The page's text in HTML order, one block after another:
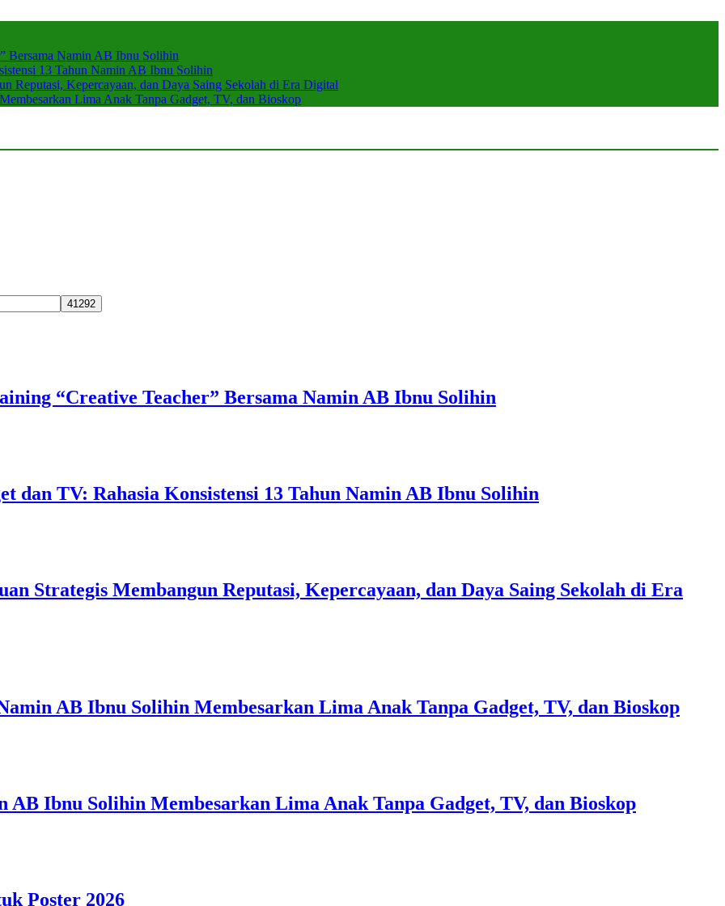
Bersama Namin AB Ibnu Solihin
13 Tahun Namin AB Ibnu Solihin
Reputasi, Kepercayaan, dan Daya Saing Sekolah di Era Digital
Lima Anak Tanpa Gadget, TV, dan Bioskop
“Creative Teacher” Bersama Namin AB Ibnu Solihin
dan TV: Rahasia Konsistensi 13 Tahun Namin AB Ibnu Solihin
Strategis Membangun Reputasi, Kepercayaan, dan Daya Saing Sekolah di Era
AB Ibnu Solihin Membesarkan Lima Anak Tanpa Gadget, TV, dan Bioskop
Ibnu Solihin Membesarkan Lima Anak Tanpa Gadget, TV, dan Bioskop
Poster 2026